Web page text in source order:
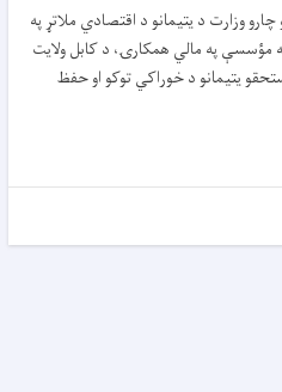
چارو وزارت د یتیمانو د اقتصادي ملاتړ په
مؤسسې په مالي همکارۍ، د کابل ولایت
یتیمانو د خوراکي توکو او حفظ